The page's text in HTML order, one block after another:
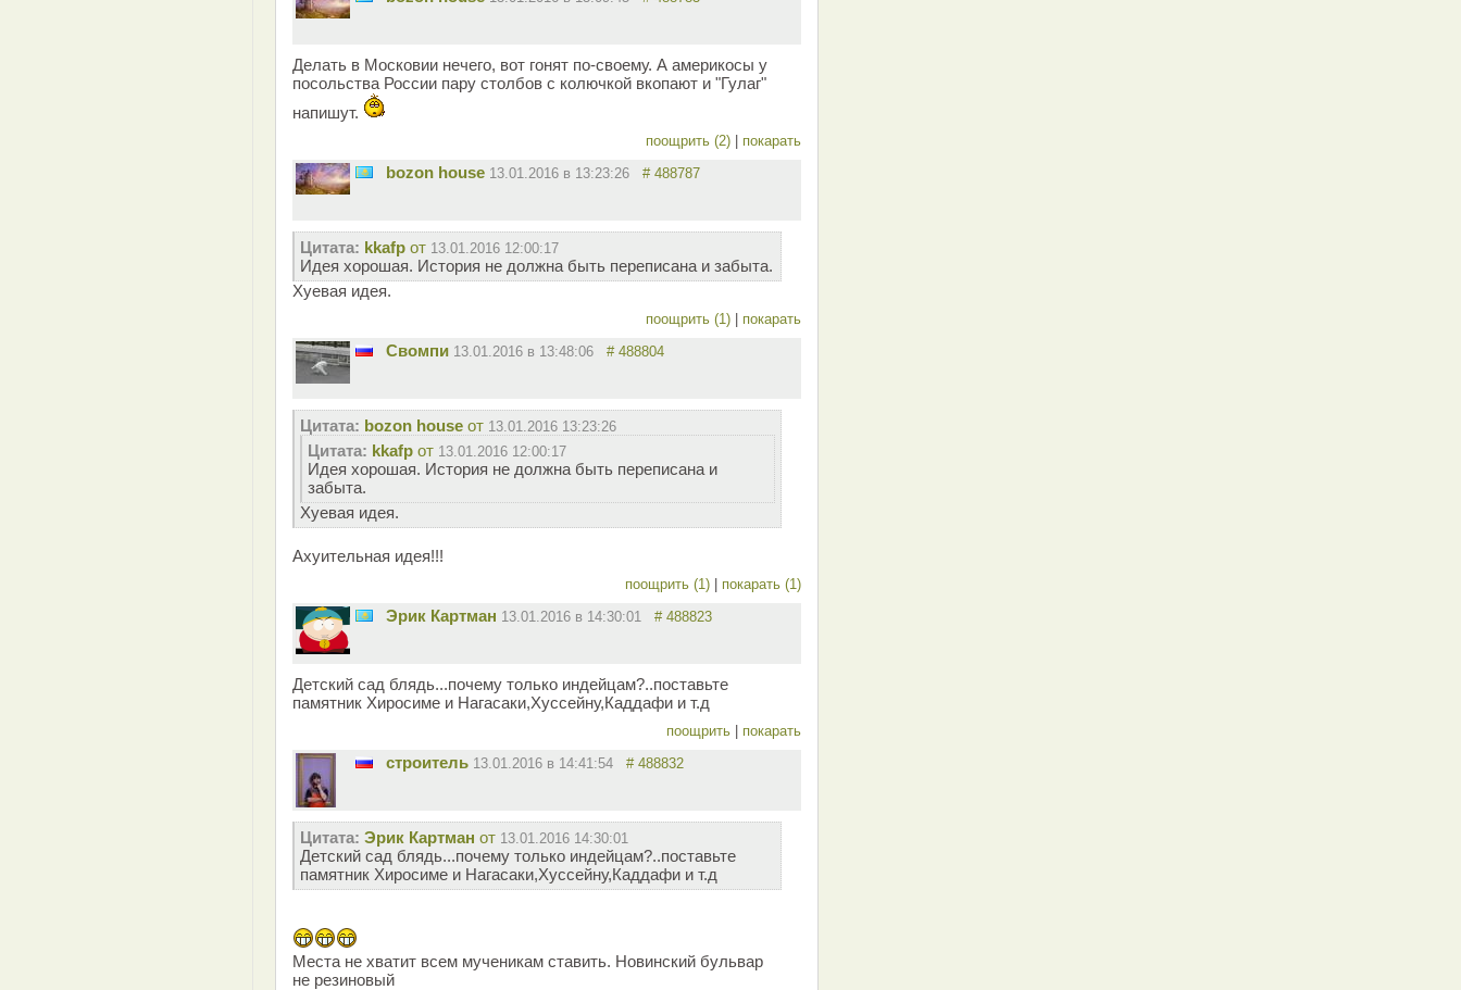
Делать в Московии нечего, вот гонят по-своему. А америкосы у
посольства России пару столбов с колючкой вкопают и "Гулаг"
напишут.
поощрить (2) покарать
bozon house 13.01.2016 в 13:23:26 # 488787
Цитата: kkafp от 13.01.2016 12:00:17
Идея хорошая. История не должна быть переписана и забыта.
Хуевая идея.
поощрить (1) покарать
Свомпи 13.01.2016 в 13:48:06 # 488804
Цитата: bozon house от 13.01.2016 13:23:26
Цитата: kkafp от 13.01.2016 12:00:17
Идея хорошая. История не должна быть переписана и
забыта.
Хуевая идея.
Ахуительная идея!!!
поощрить (1) покарать (1)
Эрик Картман 13.01.2016 в 14:30:01 # 488823
Детский сад блядь...почему только индейцам?..поставьте
памятник Хиросиме и Нагасаки,Хуссейну,Каддафи и т.д
поощрить покарать
строитель 13.01.2016 в 14:41:54 # 488832
Цитата: Эрик Картман от 13.01.2016 14:30:01
Детский сад блядь...почему только индейцам?..поставьте
памятник Хиросиме и Нагасаки,Хуссейну,Каддафи и т.д
Места не хватит всем мученикам ставить. Новинский бульвар
не резиновый